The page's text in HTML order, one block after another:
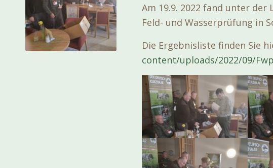
Am 19.9. 2022 fand unter der
Feld- und Wasserprüfung in
Die Ergebnisliste finden Sie
content/uploads/2022/09/